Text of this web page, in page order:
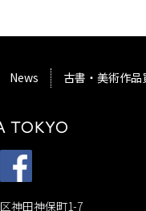
News 古書・美術作品
神田神保町1-7